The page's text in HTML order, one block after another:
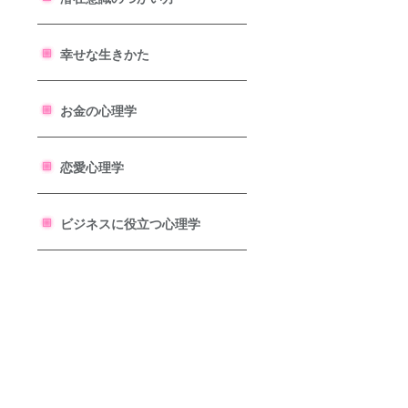
幸せな生きかた
お金の心理学
恋愛心理学
ビジネスに役立つ心理学